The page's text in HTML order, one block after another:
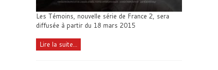
Les Témoins, nouvelle série de France 2, sera
diffusée à partir du 18 mars 2015
Lire la suite...